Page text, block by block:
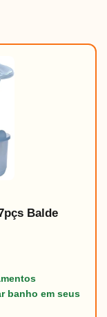
Balde
banho em seus